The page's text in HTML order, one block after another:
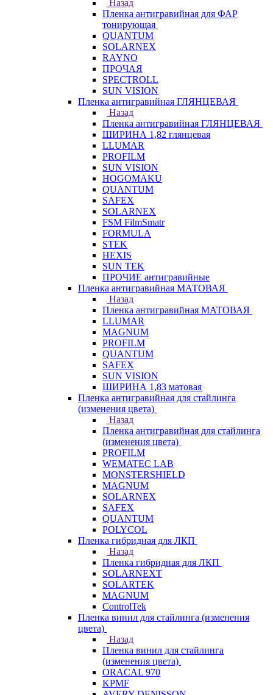
Назад
Пленка антигравийная для ФАР
тонирующая
QUANTUM
SOLARNEX
RAYNO
ПРОЧАЯ
SPECTROLL
SUN VISION
Пленка антигравийная ГЛЯНЦЕВАЯ
Назад
Пленка антигравийная ГЛЯНЦЕВАЯ
ШИРИНА 1,82 глянцевая
LLUMAR
PROFILM
SUN VISION
HOGOMAKU
QUANTUM
SAFEX
SOLARNEX
FSM FilmSmatr
FORMULA
STEK
HEXIS
SUN TEK
ПРОЧИЕ антигравийные
Пленка антигравийная МАТОВАЯ
Назад
Пленка антигравийная МАТОВАЯ
LLUMAR
MAGNUM
PROFILM
QUANTUM
SAFEX
SUN VISION
ШИРИНА 1,83 матовая
Пленка антигравийная для стайлинга
(изменения цвета)
Назад
Пленка антигравийная для стайлинга
(изменения цвета)
PROFILM
WEMATEC LAB
MONSTERSHIELD
MAGNUM
SOLARNEX
SAFEX
QUANTUM
POLYCOL
Пленка гибридная для ЛКП
Назад
Пленка гибридная для ЛКП
SOLARNEXT
SOLARTEK
MAGNUM
ControlTek
Пленка винил для стайлинга (изменения
цвета)
Назад
Пленка винил для стайлинга
(изменения цвета)
ORACAL 970
KPMF